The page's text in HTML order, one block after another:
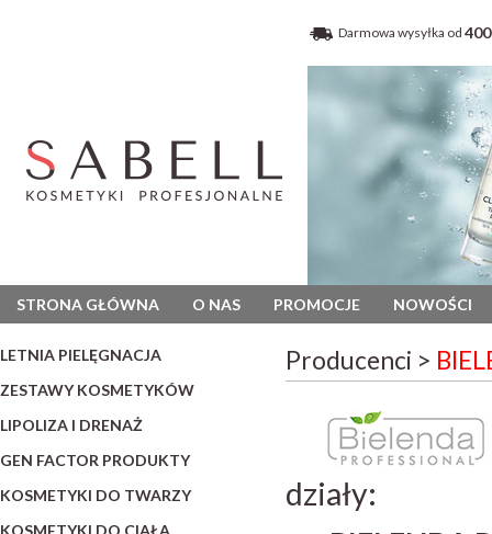
Darmowa wysyłka od 400
STRONA GŁÓWNA O NAS PROMOCJE NOWOŚCI
LETNIA PIELĘGNACJA
ZESTAWY KOSMETYKÓW
LIPOLIZA I DRENAŻ
GEN FACTOR PRODUKTY
KOSMETYKI DO TWARZY
KOSMETYKI DO CIAŁA
Producenci >
działy: